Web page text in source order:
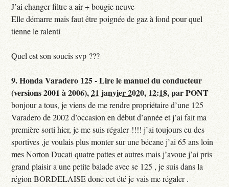
J’ai changer filtre a air + bougie neuve
Elle démarre mais faut être poignée de gaz à fond pour quel
tienne le ralenti
Quel est son soucis svp ???
9.Honda Varadero 125 - Lire le manuel du conducteur
(versions 2001 à 2006),21 janvier 2020, 12:18,parPONT
bonjour a tous, je viens de me rendre propriétaire d’une 125
Varadero de 2002 d’occasion en début d’année et j’ai fait ma
première sorti hier, je me suis régaler !!!! j’ai toujours eu des
sportives ,je voulais plus monter sur une bécane j’ai 65 ans loin
mes Norton Ducati quatre pattes et autres mais j’avoue j’ai pris
grand plaisir a une petite balade avec se 125 , je suis dans la
région BORDELAISE donc cet été je vais me régaler .